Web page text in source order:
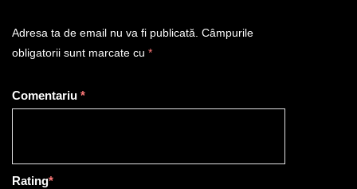
Adresa ta de email nu va fi publicată. Câmpurile
obligatorii sunt marcate cu *
Comentariu *
Rating*